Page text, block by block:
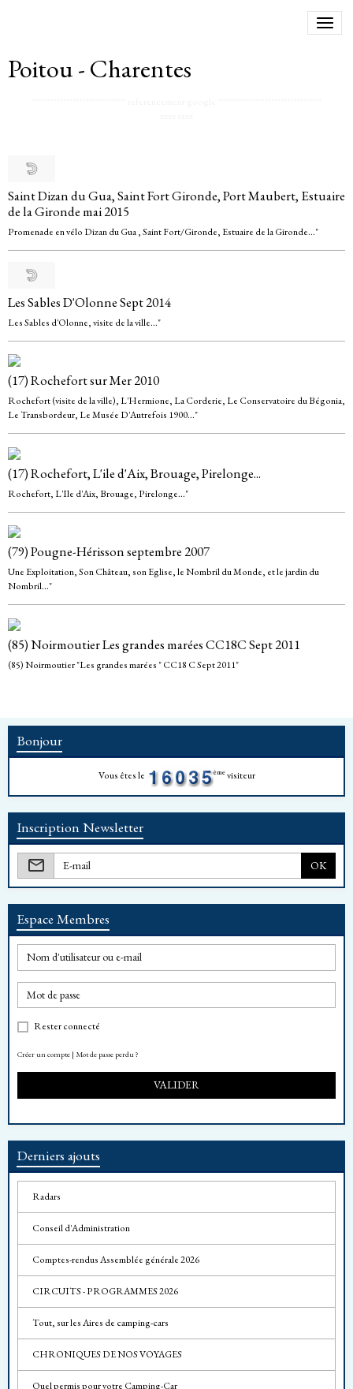
Poitou - Charentes
Saint Dizan du Gua, Saint Fort Gironde, Port Maubert, Estuaire
de la Gironde mai 2015
Promenade en vélo Dizan du Gua , Saint Fort/Gironde, Estuaire de la Gironde..."
Les Sables D'Olonne Sept 2014
Les Sables d'Olonne, visite de la ville..."
(17) Rochefort sur Mer 2010
Rochefort (visite de la ville), L'Hermione, La Corderie, Le Conservatoire du Bégonia,
Le Transbordeur, Le Musée D'Autrefois 1900..."
(17) Rochefort, L'ile d'Aix, Brouage, Pirelonge...
Rochefort, L'Ile d'Aix, Brouage, Pirelonge..."
(79) Pougne-Hérisson septembre 2007
Une Exploitation, Son Château, son Eglise, le Nombril du Monde, et le jardin du
Nombril..."
(85) Noirmoutier Les grandes marées CC18C Sept 2011
(85) Noirmoutier "Les grandes marées " CC18 C Sept 2011"
Bonjour
Vous êtes le èmevisiteur
Inscription Newsletter
OK
Espace Membres
Rester connecté
Créer un compte | Mot de passe perdu ?
VALIDER
Derniers ajouts
Radars
Conseil d'Administration
Comptes-rendus Assemblée générale 2026
CIRCUITS - PROGRAMMES 2026
Tout, sur les Aires de camping-cars
CHRONIQUES DE NOS VOYAGES
Quel permis pour votre Camping-Car